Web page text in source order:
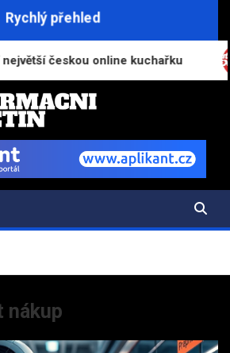
Rychlý přehled
českou online kuchařku
BULETIN.CZ
nákup